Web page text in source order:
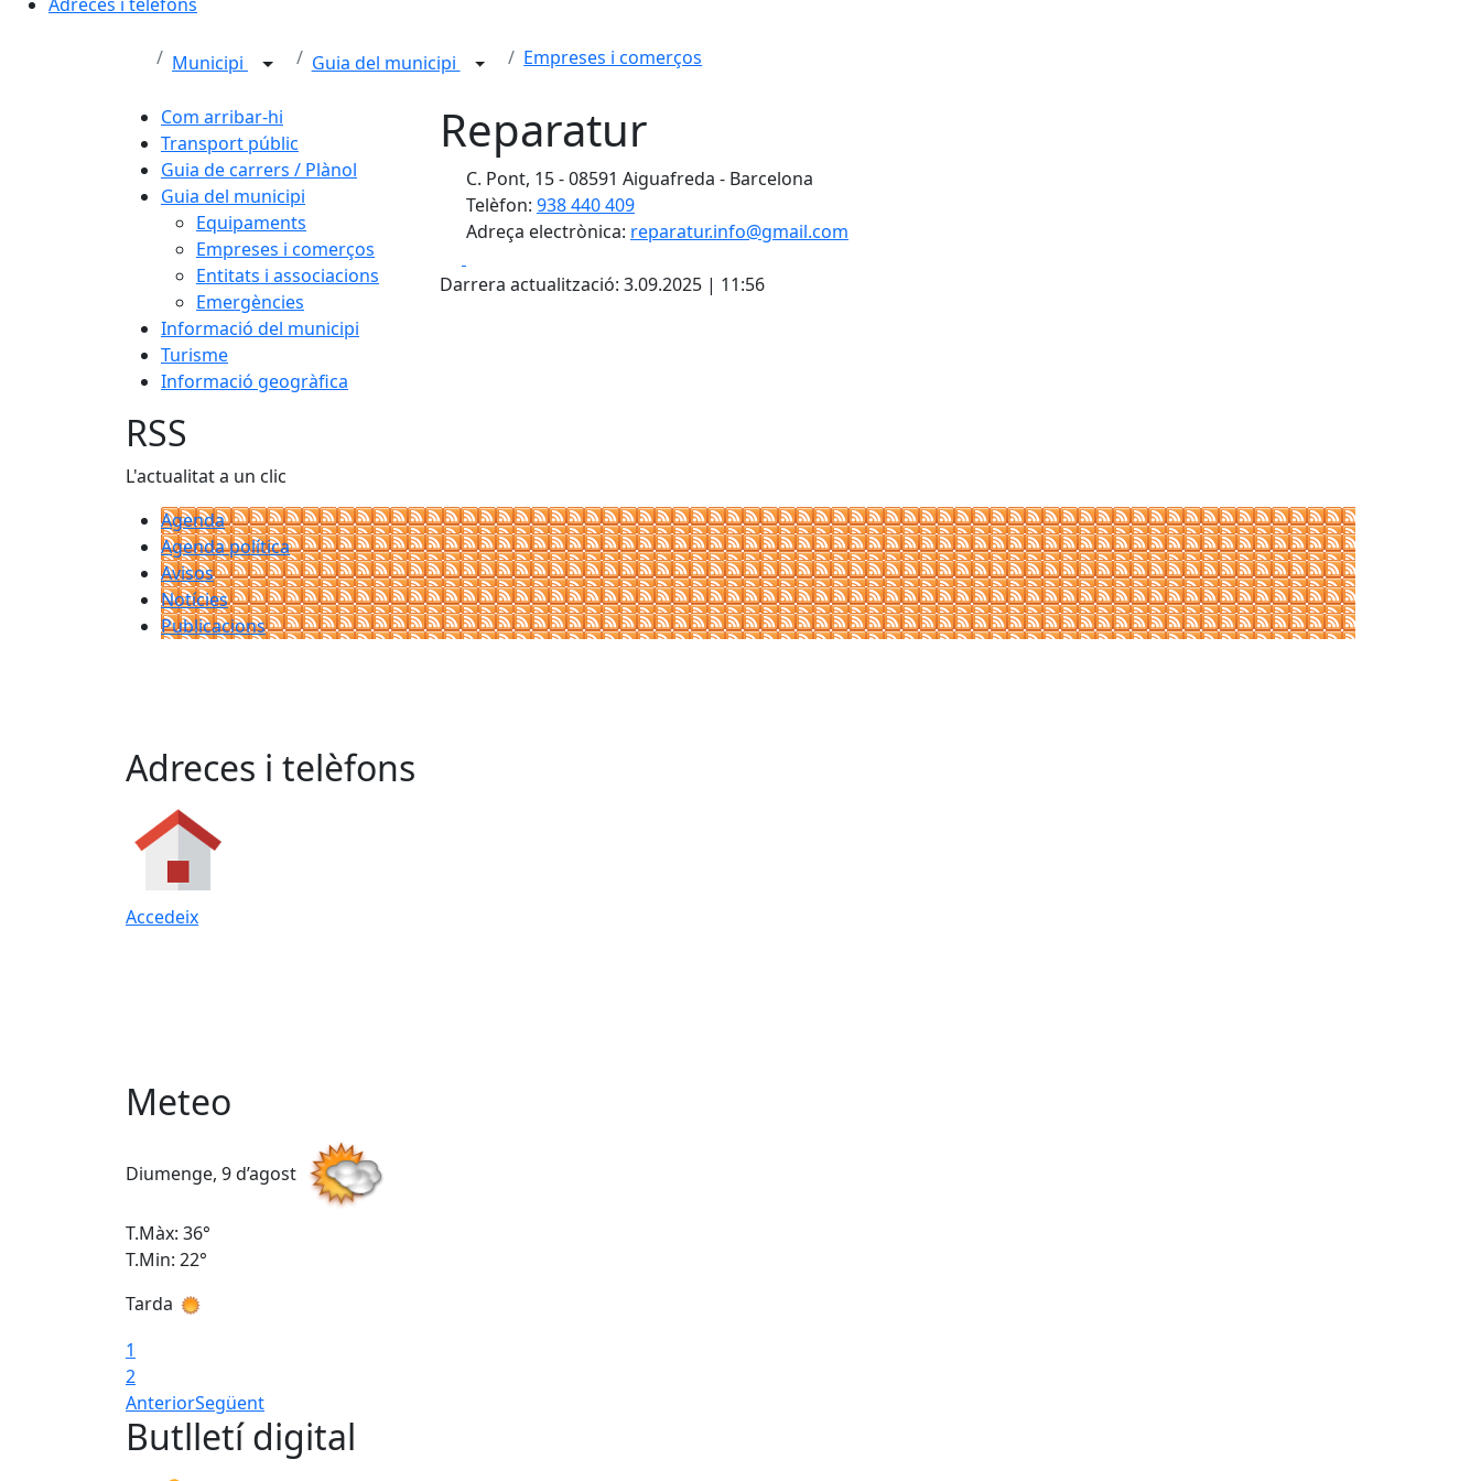
Municipi Guia del municipi Empreses i comerços
Com arribar-hi
Transport públic
Guia de carrers / Plànol
Guia del municipi
Equipaments
Empreses i comerços
Entitats i associacions
Emergències
Informació del municipi
Turisme
Informació geogràfica
Reparatur
C. Pont, 15 - 08591 Aiguafreda - Barcelona
Telèfon: 938 440 409
Adreça electrònica: reparatur.info@gmail.com
Darrera actualització: 3.09.2025 | 11:56
RSS
L'actualitat a un clic
Agenda
Agenda política
Avisos
Notícies
Publicacions
Adreces i telèfons
Accedeix
Meteo
Diumenge, 9 d’agost
T.Màx: 36°
T.Min: 22°
Tarda
1
2
AnteriorSegüent
Butlletí digital